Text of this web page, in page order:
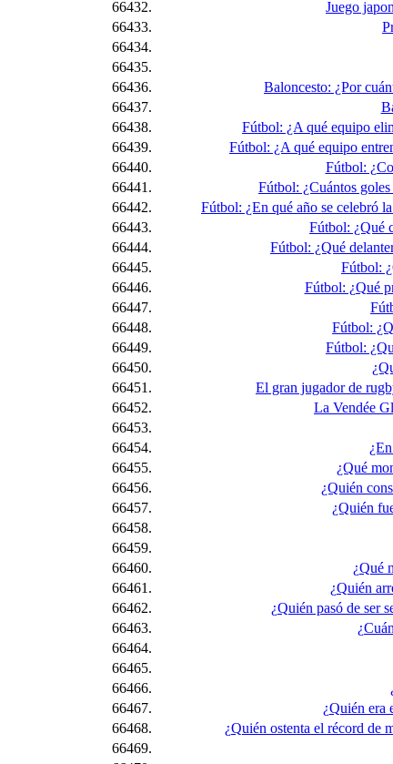
66432.
Juego
66433.
66434.
66435.
66436.
Baloncesto: ¿Por
66437.
66438.
Fútbol: ¿A qué equipo
66439.
Fútbol: ¿A qué equipo
66440.
Fútbol:
66441.
Fútbol: ¿Cuántos
66442.
Fútbol: ¿En qué año se celebró
66443.
Fútbol: ¿Qué
66444.
Fútbol: ¿Qué
66445.
Fútbol:
66446.
Fútbol: ¿Qué
66447.
66448.
Fútbol:
66449.
Fútbol:
66450.
66451.
El gran jugador de
66452.
La Vendée
66453.
66454.
66455.
¿Qué
66456.
¿Quién
66457.
¿Quién
66458.
66459.
66460.
¿Qué
66461.
¿Quién
66462.
¿Quién pasó de ser
66463.
66464.
66465.
66466.
66467.
¿Quién era
66468.
¿Quién ostenta el récord de
66469.